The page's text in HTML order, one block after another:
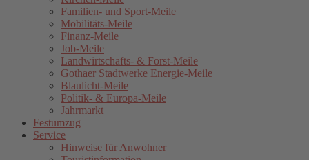
Familien- und Sport-Meile
Mobilitäts-Meile
Finanz-Meile
Job-Meile
Landwirtschafts- & Forst-Meile
Gothaer Stadtwerke Energie-Meile
Blaulicht-Meile
Politik- & Europa-Meile
Jahrmarkt
Festumzug
Service
Hinweise für Anwohner